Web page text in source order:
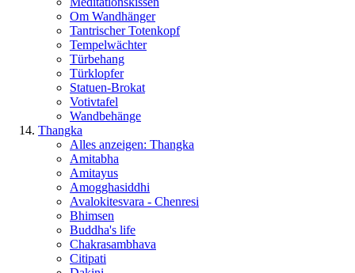
Om Wandhänger
Tantrischer Totenkopf
Tempelwächter
Türbehang
Türklopfer
Statuen-Brokat
Votivtafel
Wandbehänge
Thangka
Alles anzeigen: Thangka
Amitabha
Amitayus
Amogghasiddhi
Avalokitesvara - Chenresi
Bhimsen
Buddha's life
Chakrasambhava
Citipati